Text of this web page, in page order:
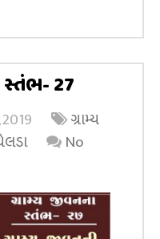
સ્તંભ- 27
ગ્રામ્ય
No